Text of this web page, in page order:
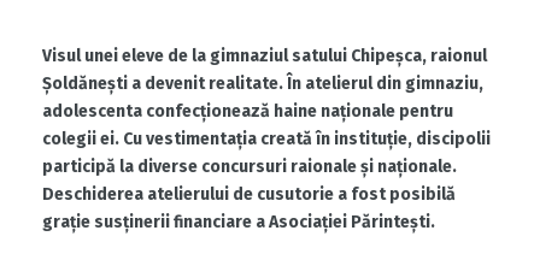
Visul unei eleve de la gimnaziul satului Chipeșca, raionul
Șoldănești a devenit realitate. În atelierul din gimnaziu,
adolescenta confecționează haine naționale pentru
colegii ei. Cu vestimentația creată în instituție, discipolii
participă la diverse concursuri raionale și naționale.
Deschiderea atelierului de cusutorie a fost posibilă
grație susținerii financiare a Asociației Părintești.